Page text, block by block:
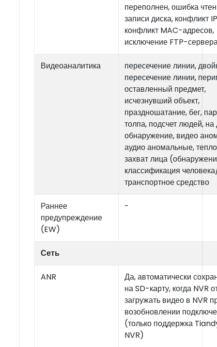
переполнен, ошибка
записи диска, конфликт
конфликт MAC-адресов,
исключение FTP-
Видеоаналитика
пересечение линии,
пересечение линии,
оставленный предмет,
исчезнувший объект,
праздношатание, бег,
толпа, подсчет людей,
обнаружение, видео
аудио аномальные,
захват лица
классификация
транспортное средство
Раннее
предупреждение
(EW)
-
Сеть
ANR
Да, автоматически
на SD-карту, когда NVR
загружать видео в NVR
возобновлении
(только поддержка
NVR)